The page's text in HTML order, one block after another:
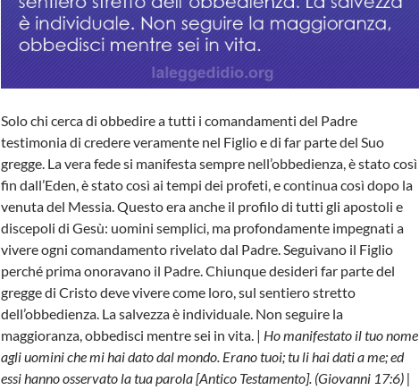
Solo chi cerca di obbedire a tutti i comandamenti del Padre
testimonia di credere veramente nel Figlio e di far parte del Suo
gregge. La vera fede si manifesta sempre nell’obbedienza, è stato così
fin dall’Eden, è stato così ai tempi dei profeti, e continua così dopo la
venuta del Messia. Questo era anche il profilo di tutti gli apostoli e
discepoli di Gesù: uomini semplici, ma profondamente impegnati a
vivere ogni comandamento rivelato dal Padre. Seguivano il Figlio
perché prima onoravano il Padre. Chiunque desideri far parte del
gregge di Cristo deve vivere come loro, sul sentiero stretto
dell’obbedienza. La salvezza è individuale. Non seguire la
maggioranza, obbedisci mentre sei in vita. | Ho manifestato il tuo nome
agli uomini che mi hai dato dal mondo. Erano tuoi; tu li hai dati a me; ed
essi hanno osservato la tua parola [Antico Testamento]. (Giovanni 17:6) |